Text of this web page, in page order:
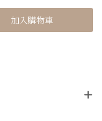
加入購物車